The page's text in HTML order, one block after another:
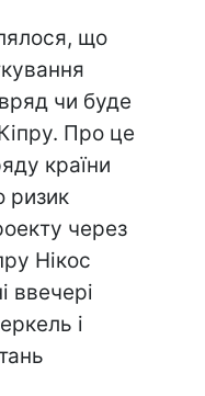
що
чи буде
Про це
країни
ризик
через
Нікос
ввечері
і